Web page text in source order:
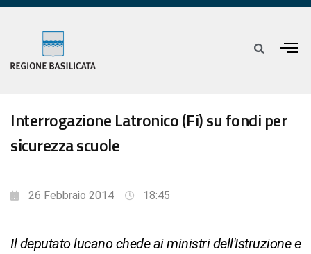
Interrogazione Latronico (Fi) su fondi per
sicurezza scuole
26 Febbraio 2014 18:45
Il deputato lucano chede ai ministri dell'Istruzione e